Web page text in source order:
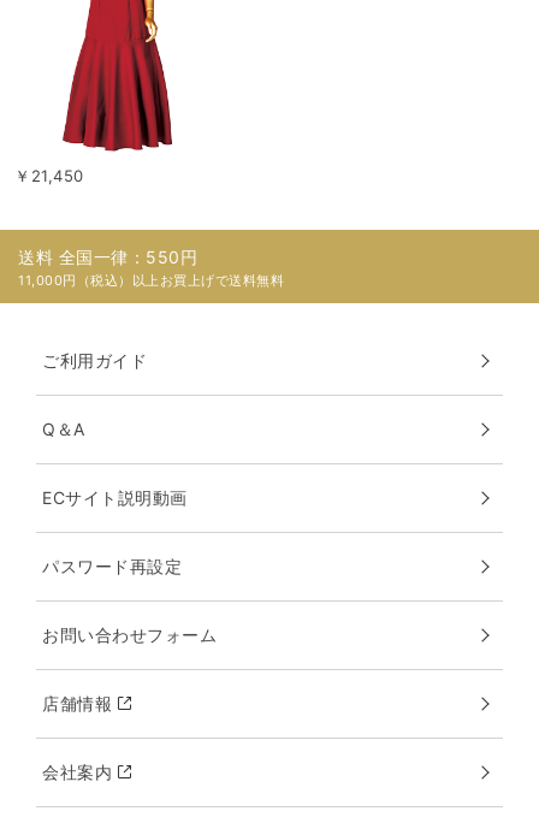
￥21,450
送料 全国一律：550円
11,000円（税込）以上お買上げで送料無料
ご利用ガイド
Q＆A
ECサイト説明動画
パスワード再設定
お問い合わせフォーム
店舗情報
会社案内